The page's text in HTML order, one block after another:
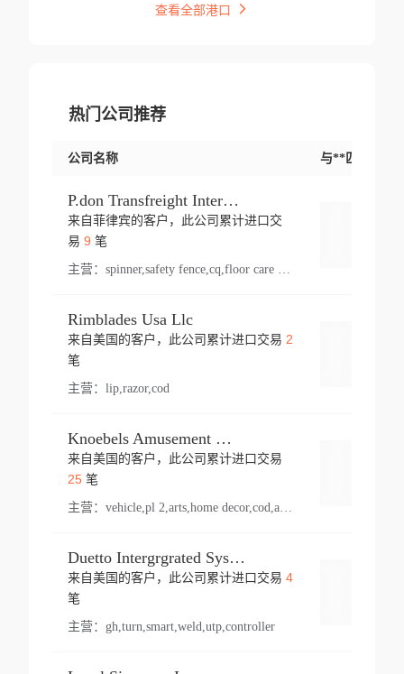
查看全部港口
热门公司推荐
公司名称 与**匹配交易
P.don Transfreight International
来自菲律宾的客户，此公司累计进口交
易 9 笔
主营：
Rimblades Usa Llc
来自美国的客户，此公司累计进口交易 2
笔
主营： lip,razor,cod
Knoebels Amusement Resort
来自美国的客户，此公司累计进口交易
25笔
主营： vehicle,pl 2,arts,home decor,cod,amusement ride,sea
Duetto Intergrgrated Systems Inc.
来自美国的客户，此公司累计进口交易 4
笔
主营： gh,turn,smart,weld,utp,controller